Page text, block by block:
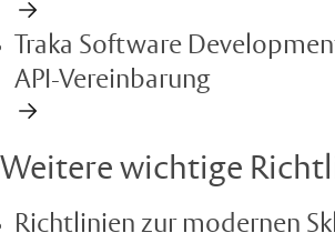
Traka Software
API-Vereinbarung
Weitere wichtige
Richtlinien zur modernen